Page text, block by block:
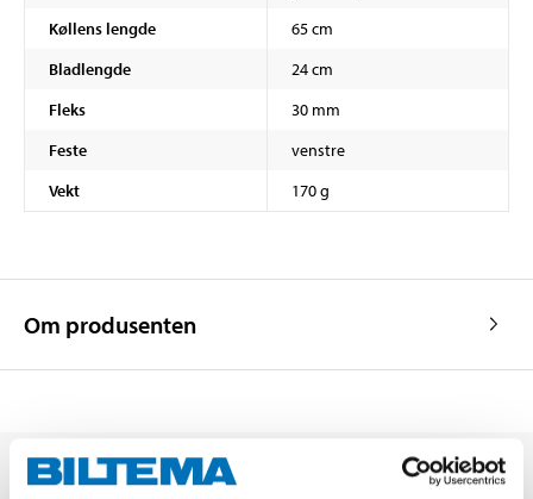
Køllens lengde
65 cm
Bladlengde
24 cm
Fleks
30 mm
Feste
venstre
Vekt
170 g
Om produsenten